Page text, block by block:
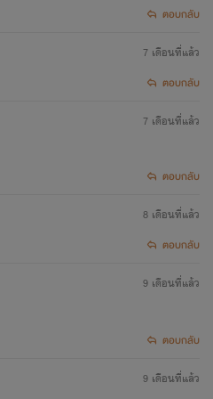
ตอบกลับ
7 เดือนที่แล้ว
ตอบกลับ
7 เดือนที่แล้ว
ตอบกลับ
8 เดือนที่แล้ว
ตอบกลับ
9 เดือนที่แล้ว
ตอบกลับ
9 เดือนที่แล้ว